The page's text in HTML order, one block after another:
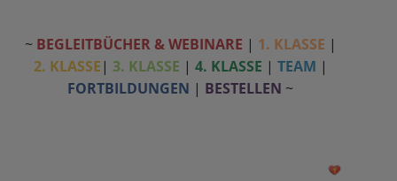
~ BEGLEITBÜCHER & WEBINARE | 1. KLASSE |
2. KLASSE | 3. KLASSE | 4. KLASSE | TEAM |
FORTBILDUNGEN | BESTELLEN ~